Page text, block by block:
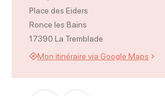
Place des Eiders
Ronce les Bains
17390 La Tremblade
Mon itinéraire via Google Maps